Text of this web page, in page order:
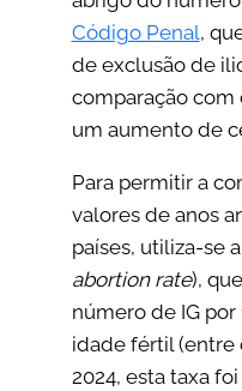
Código Penal,
de exclusão de
comparação com
um aumento de
Para permitir a
valores de anos
países, utiliza-se
abortion rate),
número de IG
idade fértil (entre
2024, esta taxa